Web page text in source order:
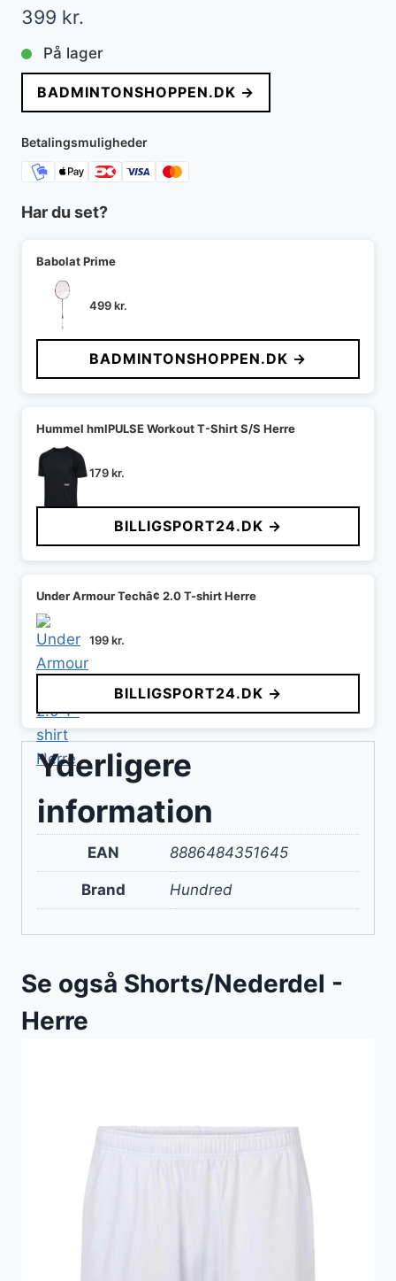
399 kr.
På lager
BADMINTONSHOPPEN.DK →
Betalingsmuligheder
Har du set?
Babolat Prime
499kr.
BADMINTONSHOPPEN.DK →
Hummel hmlPULSE Workout T-Shirt S/S Herre
179kr.
BILLIGSPORT24.DK →
Under Armour Techâ¢ 2.0 T-shirt Herre
199kr.
BILLIGSPORT24.DK →
Yderligere
information
EAN 8886484351645
Brand Hundred
Se også Shorts/Nederdel -
Herre